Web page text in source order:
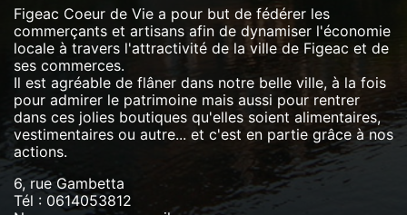
Figeac Coeur de Vie a pour but de fédérer les
commerçants et artisans afin de dynamiser l'économie
locale à travers l'attractivité de la ville de Figeac et de
ses commerces.
Il est agréable de flâner dans notre belle ville, à la fois
pour admirer le patrimoine mais aussi pour rentrer
dans ces jolies boutiques qu'elles soient alimentaires,
vestimentaires ou autre... et c'est en partie grâce à nos
actions.
6, rue Gambetta
Tél : 0614053812